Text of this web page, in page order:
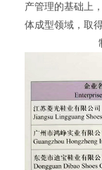
产管理的基础上
体成型领域，取